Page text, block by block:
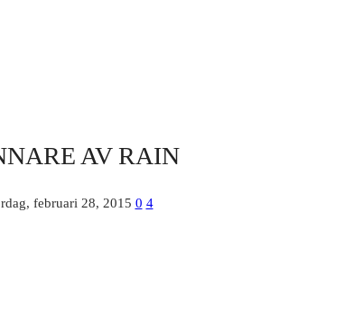
AV RAIN
februari 28, 2015 0 4